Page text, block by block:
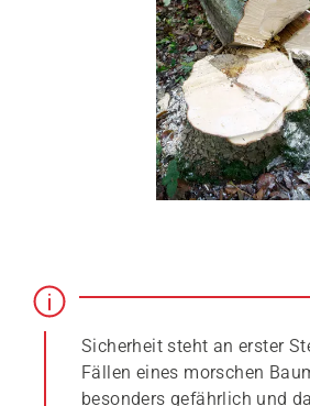
Sicherheit steht an erster
Fällen eines morschen
besonders gefährlich und